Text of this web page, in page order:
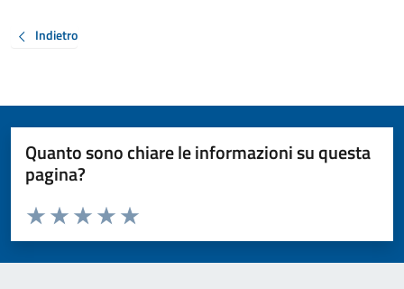
Indietro
Quanto sono chiare le informazioni su questa
pagina?
Valuta da 1 a 5 stelle la pagina
Valuta 5 stelle su 5
Valuta 4 stelle su 5
Valuta 3 stelle su 5
Valuta 2 stelle su 5
Valuta 1 stelle su 5